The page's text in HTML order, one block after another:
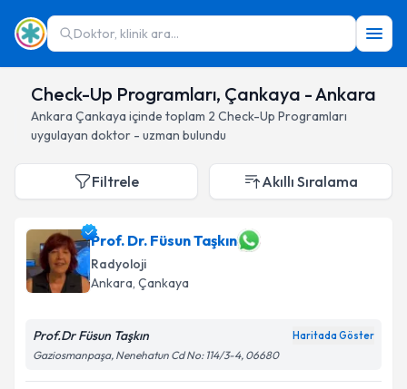
Doktor, klinik ara...
Check-Up Programları, Çankaya - Ankara
Ankara Çankaya içinde toplam 2 Check-Up Programları
uygulayan doktor - uzman bulundu
Filtrele Akıllı Sıralama
Prof. Dr. Füsun Taşkın
Radyoloji
Ankara, Çankaya
Prof.Dr Füsun Taşkın Haritada Göster
Gaziosmanpaşa, Nenehatun Cd No: 114/3-4, 06680